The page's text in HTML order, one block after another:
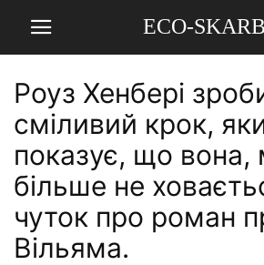
ECO-SKARB
Роуз Хенбері
сміливий крок,
показує, що
більше не
чуток про роман
Вільяма.